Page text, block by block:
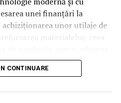
unei finanțări la
unor utilaje de
materialelor, ceea
cu schiță
CONTINUARE